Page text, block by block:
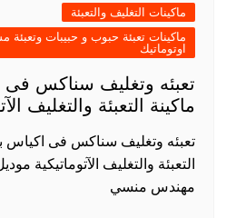
ماكينات التغليف والتعبئة
ماكينات تعبئة حبوب و حبيبات
اوتوماتيك
تعبئه وتغليف سناكس فى
ماكينة التعبئة والتغليف
تعبئه وتغليف سناكس فى اكياس
مهندس منسي